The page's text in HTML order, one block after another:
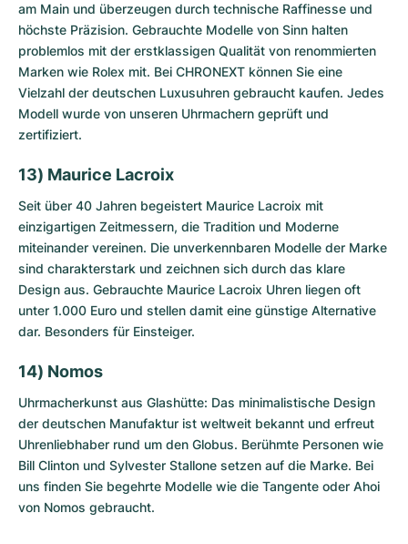
am Main und überzeugen durch technische Raffinesse und
höchste Präzision. Gebrauchte Modelle von Sinn halten
problemlos mit der erstklassigen Qualität von renommierten
Marken wie Rolex mit. Bei CHRONEXT können Sie eine
Vielzahl der deutschen Luxusuhren gebraucht kaufen. Jedes
Modell wurde von unseren Uhrmachern geprüft und
zertifiziert.
13) Maurice Lacroix
Seit über 40 Jahren begeistert Maurice Lacroix mit
einzigartigen Zeitmessern, die Tradition und Moderne
miteinander vereinen. Die unverkennbaren Modelle der Marke
sind charakterstark und zeichnen sich durch das klare
Design aus. Gebrauchte Maurice Lacroix Uhren liegen oft
unter 1.000 Euro und stellen damit eine günstige Alternative
dar. Besonders für Einsteiger.
14) Nomos
Uhrmacherkunst aus Glashütte: Das minimalistische Design
der deutschen Manufaktur ist weltweit bekannt und erfreut
Uhrenliebhaber rund um den Globus. Berühmte Personen wie
Bill Clinton und Sylvester Stallone setzen auf die Marke. Bei
uns finden Sie begehrte Modelle wie die Tangente oder Ahoi
von Nomos gebraucht.